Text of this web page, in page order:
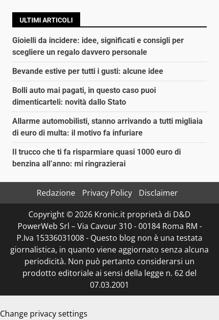
ULTIMI ARTICOLI
Gioielli da incidere: idee, significati e consigli per
scegliere un regalo davvero personale
Bevande estive per tutti i gusti: alcune idee
Bolli auto mai pagati, in questo caso puoi
dimenticarteli: novità dallo Stato
Allarme automobilisti, stanno arrivando a tutti migliaia
di euro di multa: il motivo fa infuriare
Il trucco che ti fa risparmiare quasi 1000 euro di
benzina all’anno: mi ringrazierai
Redazione Privacy Policy
Disclaimer
Copyright © 2026 Kronic.it proprietà di D&D
PowerWeb Srl – Via Cavour 310 - 00184 Roma RM -
P.Iva 15336031008 - Questo blog non è una testata
giornalistica, in quanto viene aggiornato senza alcuna
periodicità. Non può pertanto considerarsi un
prodotto editoriale ai sensi della legge n. 62 del
07.03.2001
Change privacy settings